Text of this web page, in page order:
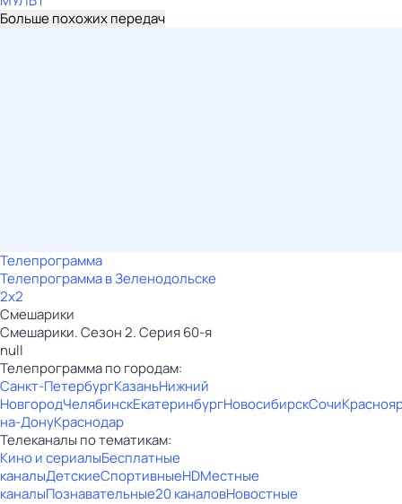
Больше похожих передач
Телепрограмма
Телепрограмма в Зеленодольске
2x2
Смешарики
Смешарики. Сезон 2. Серия 60-я
null
Телепрограмма по городам:
Санкт-ПетербургКазаньНижний
НовгородЧелябинскЕкатеринбургНовосибирскСочи
на-ДонуКраснодар
Телеканалы по тематикам:
Кино и сериалыБесплатные
каналыДетскиеСпортивныеHDМестные
каналыПознавательные20 каналовНовостные